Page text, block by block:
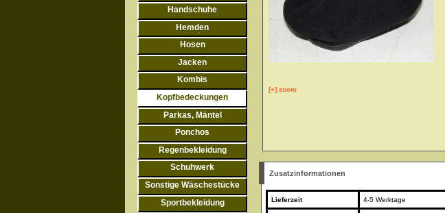
Handschuhe
Hemden
Hosen
Jacken
Kombis
Kopfbedeckungen
Parkas, Mäntel
Ponchos
Regenbekleidung
Schuhwerk
Sonstige Wäschestücke
Sportbekleidung
[+] zoom
Zusatzinformationen
Lieferzeit 4-5 Werktage